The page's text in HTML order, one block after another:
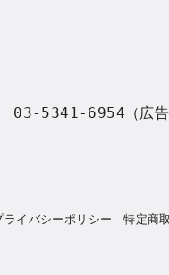
5341-6954（広告
ライバシーポリシー 特定商